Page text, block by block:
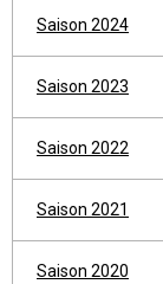
Saison 2024
Saison 2023
Saison 2022
Saison 2021
Saison 2020